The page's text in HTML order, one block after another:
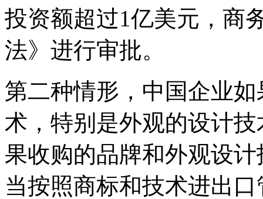
投资额超过1亿美元，商
法》进行审批。
第二种情形，中国企业
术，特别是外观的设计
果收购的品牌和外观设
当按照商标和技术进出